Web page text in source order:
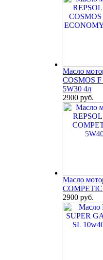
Масло
COSMOS
5W30 4л
2900 руб.
Масло
2900 руб.